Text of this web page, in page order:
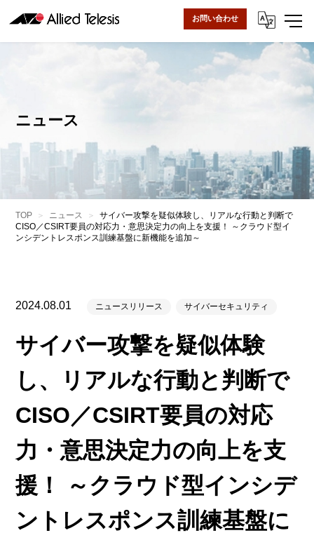
お問い合わせ
ニュース
TOP ニュース
サイバー攻撃を疑似体験し、リアルな行動と判断で
CISO／CSIRT要員の対応力・意思決定力の向上を支援！ ～クラウド型イ
ンシデントレスポンス訓練基盤に新機能を追加～
2024.08.01 ニュースリリース サイバーセキュリティ
サイバー攻撃を疑似体験
し、リアルな行動と判断で
CISO／CSIRT要員の対応
力・意思決定力の向上を支
援！ ～クラウド型インシデ
ントレスポンス訓練基盤に